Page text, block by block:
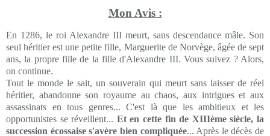
Mon Avis :
En 1286, le roi Alexandre III meurt, sans descendance mâle. Son
seul héritier est une petite fille, Marguerite de Norvège, âgée de sept
ans, la propre fille de la fille d'Alexandre III. Vous suivez ? Alors,
on continue.
Tout le monde le sait, un souverain qui meurt sans laisser de réel
héritier, abandonne son royaume au chaos, aux intrigues et aux
assassinats en tous genres... C'est là que les ambitieux et les
opportunistes se réveillent... Et en cette fin de XIIIème siècle, la
succession écossaise s'avère bien compliquée... Après le décès de